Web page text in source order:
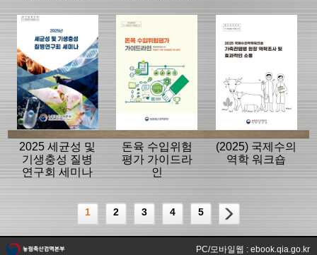
라인
2025 세균성 및
기생충성 질병
연구회 세미나
돈육 수입위험
평가 가이드라
인
(2025) 국제수의
역학 워크숍
1 2 3 4 5
PC/모바일웹 : ebook.qia.go.kr